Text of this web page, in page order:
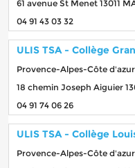
61 avenue St Menet 13011
04 91 43 03 32
ULIS TSA - Collège
Provence-Alpes-Côte d'azur
18 chemin Joseph Aiguier
04 91 74 06 26
ULIS TSA - Collège
Provence-Alpes-Côte d'azur